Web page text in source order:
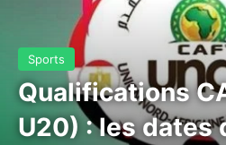
Sports
Qualifications
U20) : les dates